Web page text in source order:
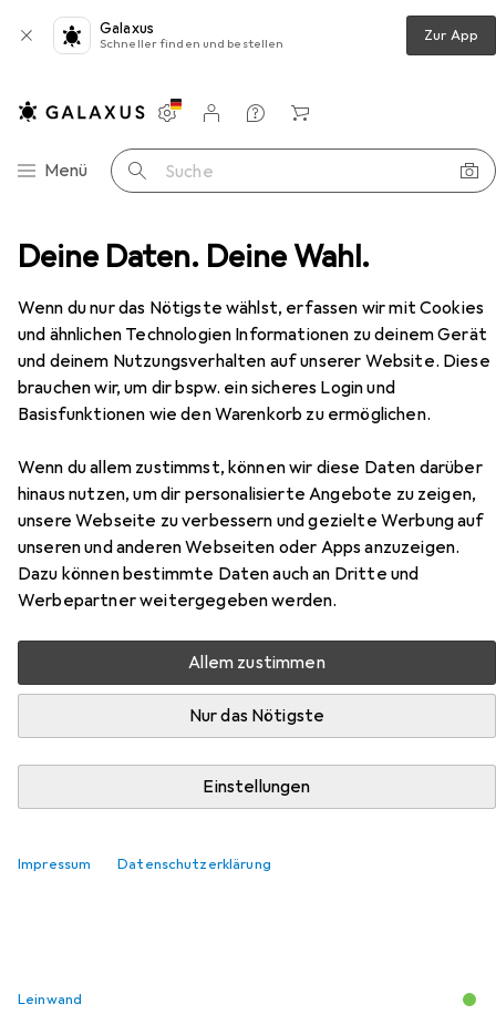
Deine Daten. Deine Wahl.
Wenn du nur das Nötigste wählst, erfassen wir mit Cookies
und ähnlichen Technologien Informationen zu deinem Gerät
und deinem Nutzungsverhalten auf unserer Website. Diese
brauchen wir, um dir bspw. ein sicheres Login und
Basisfunktionen wie den Warenkorb zu ermöglichen.
Wenn du allem zustimmst, können wir diese Daten darüber
hinaus nutzen, um dir personalisierte Angebote zu zeigen,
unsere Webseite zu verbessern und gezielte Werbung auf
unseren und anderen Webseiten oder Apps anzuzeigen.
Dazu können bestimmte Daten auch an Dritte und
Werbepartner weitergegeben werden.
Allem zustimmen
Nur das Nötigste
Einstellungen
Impressum Datenschutzerklärung
Galaxus
Schneller finden und bestellen Zur App
Navigation nach Kategorien
Menü Suche
Einstellungen
Kundenkonto
Vergleichslisten
Merklisten
Warenkorb
+ Leinwände Beamer Samsung The Premiere 7
SamsungThe Premiere 7
4K, 0.25:1
Zubehör für Samsung The
Premiere 7
Hier findest du passendes Zubehör zum Produkt Samsung
The Premiere 7 aus der Kategorie Leinwand.
Relevanz
Aeon Edge Free
100", 16:9
Leinwand